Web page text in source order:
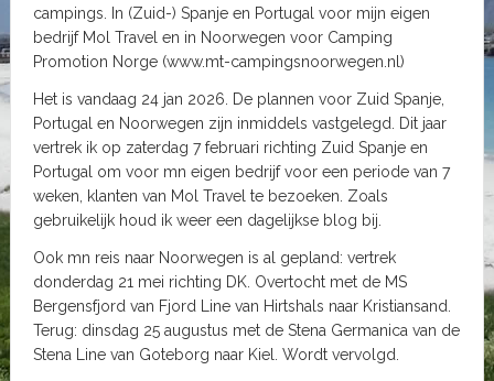
campings. In (Zuid-) Spanje en Portugal voor mijn eigen
bedrijf Mol Travel en in Noorwegen voor Camping
Promotion Norge (www.mt-campingsnoorwegen.nl)
Het is vandaag 24 jan 2026. De plannen voor Zuid Spanje,
Portugal en Noorwegen zijn inmiddels vastgelegd. Dit jaar
vertrek ik op zaterdag 7 februari richting Zuid Spanje en
Portugal om voor mn eigen bedrijf voor een periode van 7
weken, klanten van Mol Travel te bezoeken. Zoals
gebruikelijk houd ik weer een dagelijkse blog bij.
Ook mn reis naar Noorwegen is al gepland: vertrek
donderdag 21 mei richting DK. Overtocht met de MS
Bergensfjord van Fjord Line van Hirtshals naar Kristiansand.
Terug: dinsdag 25 augustus met de Stena Germanica van de
Stena Line van Goteborg naar Kiel. Wordt vervolgd.